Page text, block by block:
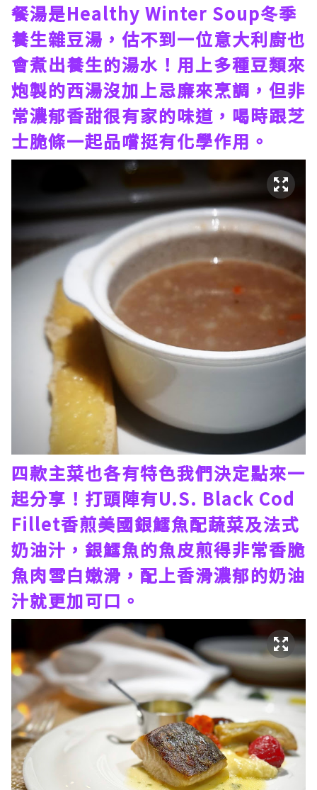
餐湯是Healthy Winter Soup冬季
養生雜豆湯，估不到一位意大利廚也
會煮出養生的湯水！用上多種豆類來
炮製的西湯沒加上忌廉來烹調，但非
常濃郁香甜很有家的味道，喝時跟芝
士脆條一起品嚐挺有化學作用。
四款主菜也各有特色我們決定點來一
起分享！打頭陣有U.S. Black Cod
Fillet香煎美國銀鱈魚配蔬菜及法式
奶油汁，銀鱈魚的魚皮煎得非常香脆
魚肉雪白嫩滑，配上香滑濃郁的奶油
汁就更加可口。